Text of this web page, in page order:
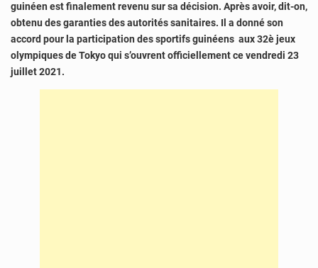
guinéen est finalement revenu sur sa décision. Après avoir, dit-on,
obtenu des garanties des autorités sanitaires. Il a donné son
accord pour la participation des sportifs guinéens aux 32è jeux
olympiques de Tokyo qui s’ouvrent officiellement ce vendredi 23
juillet 2021.